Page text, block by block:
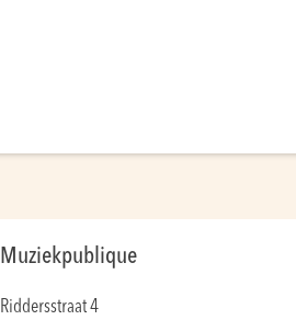
Muziekpublique
Riddersstraat 4